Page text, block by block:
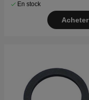
En stock
Acheter